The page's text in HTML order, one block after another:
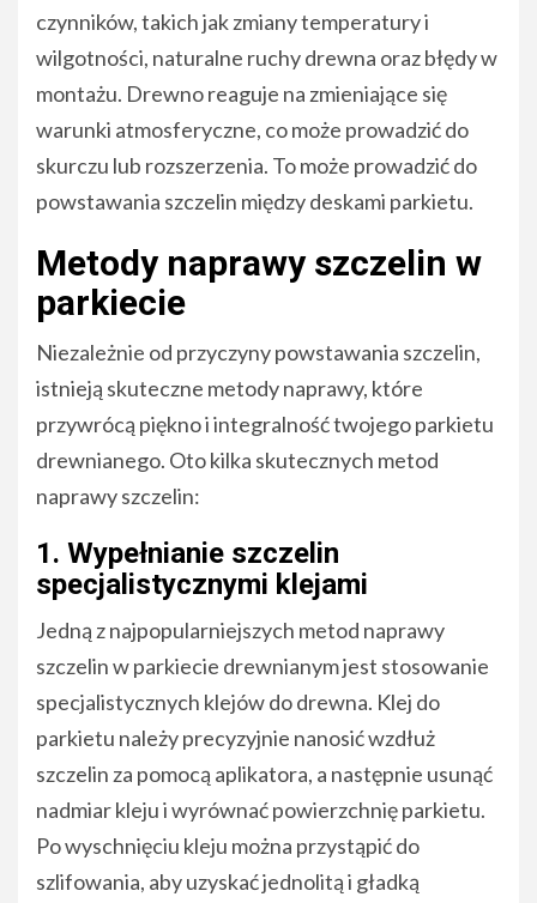
czynników, takich jak zmiany temperatury i
wilgotności, naturalne ruchy drewna oraz błędy w
montażu. Drewno reaguje na zmieniające się
warunki atmosferyczne, co może prowadzić do
skurczu lub rozszerzenia. To może prowadzić do
powstawania szczelin między deskami parkietu.
Metody naprawy szczelin w
parkiecie
Niezależnie od przyczyny powstawania szczelin,
istnieją skuteczne metody naprawy, które
przywrócą piękno i integralność twojego parkietu
drewnianego. Oto kilka skutecznych metod
naprawy szczelin:
1. Wypełnianie szczelin
specjalistycznymi klejami
Jedną z najpopularniejszych metod naprawy
szczelin w parkiecie drewnianym jest stosowanie
specjalistycznych klejów do drewna. Klej do
parkietu należy precyzyjnie nanosić wzdłuż
szczelin za pomocą aplikatora, a następnie usunąć
nadmiar kleju i wyrównać powierzchnię parkietu.
Po wyschnięciu kleju można przystąpić do
szlifowania, aby uzyskać jednolitą i gładką